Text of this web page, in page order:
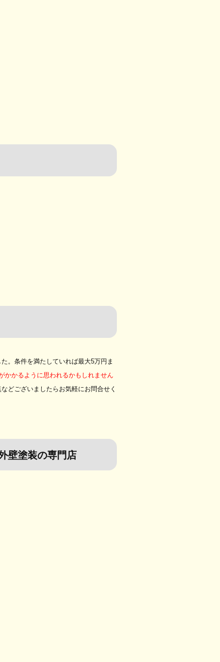
。条件を満たしていれば最大5万円ま
かかるように思われるかもしれません
どございましたらお気軽にお問合せく
壁塗装の専門店